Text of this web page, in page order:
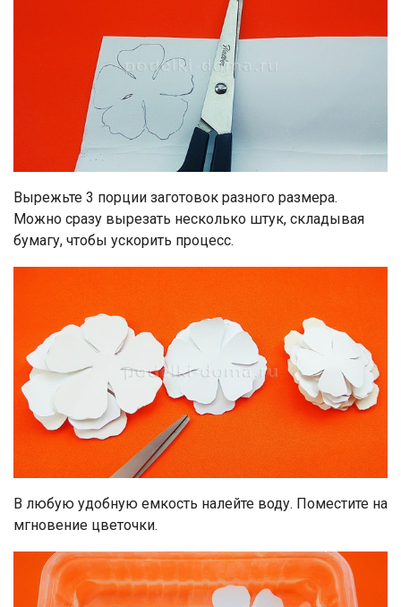
Вырежьте 3 порции заготовок разного размера.
Можно сразу вырезать несколько штук, складывая
бумагу, чтобы ускорить процесс.
В любую удобную емкость налейте воду. Поместите на
мгновение цветочки.